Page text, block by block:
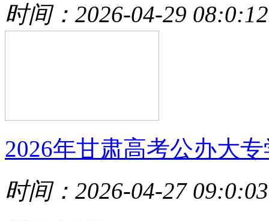
时间：2026-04-29 08:0:12
2026年甘肃高考公办大
时间：2026-04-27 09:0:03